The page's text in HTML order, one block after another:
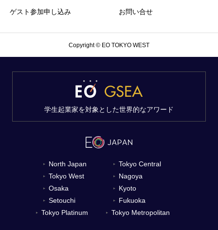
ゲスト参加申し込み お問い合せ
Copyright © EO TOKYO WEST
▼ North Japan ▼ Tokyo Central
▼ Tokyo West ▼ Nagoya
▼ Osaka ▼ Kyoto
▼ Setouchi ▼ Fukuoka
▼ Tokyo Platinum ▼ Tokyo Metropolitan
学生起業家を対象とした世界的なアワード